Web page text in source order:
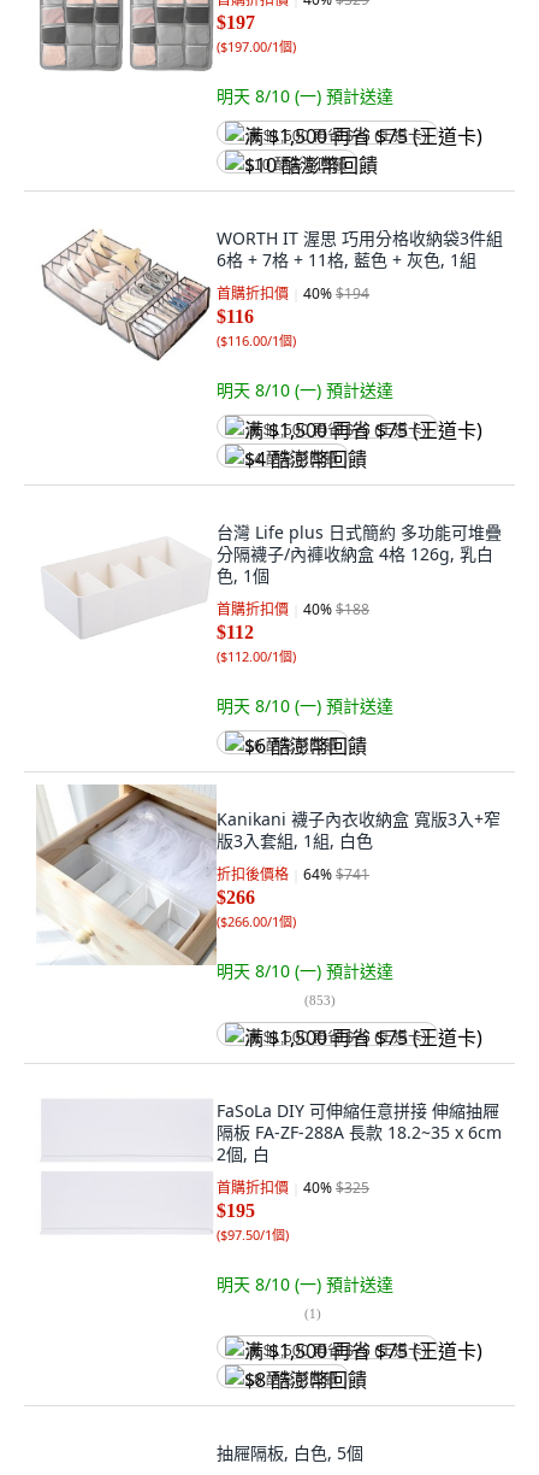
$197
($197.00/1個)
明天 8/10 (一) 預計送達
满 $1,500 再省 $75 (王道卡)
$10 酷澎幣回饋
WORTH IT 渥思 巧用分格收納袋3件組
6格 + 7格 + 11格, 藍色 + 灰色, 1組
首購折扣價 40%$194
$116
($116.00/1個)
明天 8/10 (一) 預計送達
满 $1,500 再省 $75 (王道卡)
$4 酷澎幣回饋
台灣 Life plus 日式簡約 多功能可堆疊
分隔襪子/內褲收納盒 4格 126g, 乳白
色, 1個
首購折扣價 40%$188
$112
($112.00/1個)
明天 8/10 (一) 預計送達
$6 酷澎幣回饋
Kanikani 襪子內衣收納盒 寬版3入+窄
版3入套組, 1組, 白色
折扣後價格 64%$741
$266
($266.00/1個)
明天 8/10 (一) 預計送達
(853)
满 $1,500 再省 $75 (王道卡)
FaSoLa DIY 可伸縮任意拼接 伸縮抽屜
隔板 FA-ZF-288A 長款 18.2~35 x 6cm
2個, 白
首購折扣價 40%$325
$195
($97.50/1個)
明天 8/10 (一) 預計送達
(1)
满 $1,500 再省 $75 (王道卡)
$8 酷澎幣回饋
抽屜隔板, 白色, 5個